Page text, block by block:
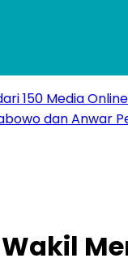
150 Media
dan Anwar